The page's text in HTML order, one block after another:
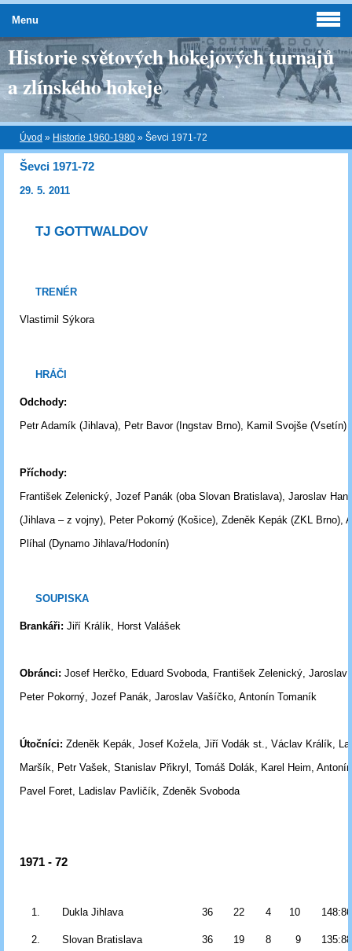
Historie světových hokejových turnajů
a zlínského hokeje
Úvod » Historie 1960-1980 » Ševci 1971-72
Ševci 1971-72
29. 5. 2011
TJ GOTTWALDOV
TRENÉR
Vlastimil Sýkora
HRÁČI
Odchody:
Petr Adamík (Jihlava), Petr Bavor (Ingstav Brno), Kamil Svojše (Vsetín)
Příchody:
František Zelenický, Jozef Panák (oba Slovan Bratislava), Jaroslav
(Jihlava – z vojny), Peter Pokorný (Košice), Zdeněk Kepák (ZKL Brno),
Plíhal (Dynamo Jihlava/Hodonín)
SOUPISKA
Brankáři: Jiří Králík, Horst Valášek
Obránci: Josef Herčko, Eduard Svoboda, František Zelenický, Jaroslav
Peter Pokorný, Jozef Panák, Jaroslav Vašíčko, Antonín Tomaník
Útočníci: Zdeněk Kepák, Josef Kožela, Jiří Vodák st., Václav Králík,
Maršík, Petr Vašek, Stanislav Přikryl, Tomáš Dolák, Karel Heim,
Pavel Foret, Ladislav Pavličík, Zdeněk Svoboda
1971 - 72
1. Dukla Jihlava 36 22 4 10 148:86
2. Slovan Bratislava 36 19 8 9 135:88
Menu